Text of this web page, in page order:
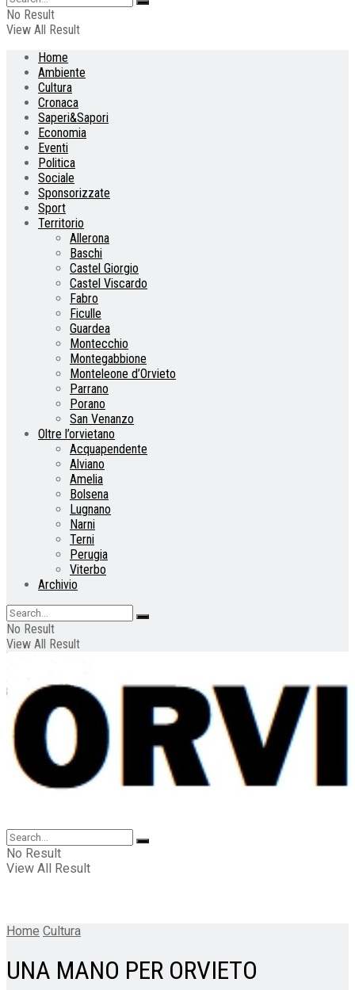
No Result
View All Result
Home
Ambiente
Cultura
Cronaca
Saperi&Sapori
Economia
Eventi
Politica
Sociale
Sponsorizzate
Sport
Territorio
Allerona
Baschi
Castel Giorgio
Castel Viscardo
Fabro
Ficulle
Guardea
Montecchio
Montegabbione
Monteleone d’Orvieto
Parrano
Porano
San Venanzo
Oltre l’orvietano
Acquapendente
Alviano
Amelia
Bolsena
Lugnano
Narni
Terni
Perugia
Viterbo
Archivio
No Result
View All Result
No Result
View All Result
Home Cultura
UNA MANO PER ORVIETO